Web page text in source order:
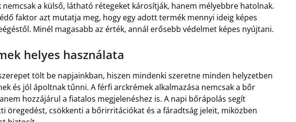
nemcsak a külső, látható rétegeket károsítják, hanem mélyebbre hatolnak.
faktor azt mutatja meg, hogy egy adott termék mennyi ideig képes
Minél magasabb az érték, annál erősebb védelmet képes nyújtani.
helyes használata
tölt be napjainkban, hiszen mindenki szeretne minden helyzetben
és jól ápoltnak tűnni. A férfi arckrémek alkalmazása nemcsak a bőr
hozzájárul a fiatalos megjelenéshez is. A napi bőrápolás segít
öregedést, csökkenti a bőrirritációkat és a fáradtság jeleit, miközben